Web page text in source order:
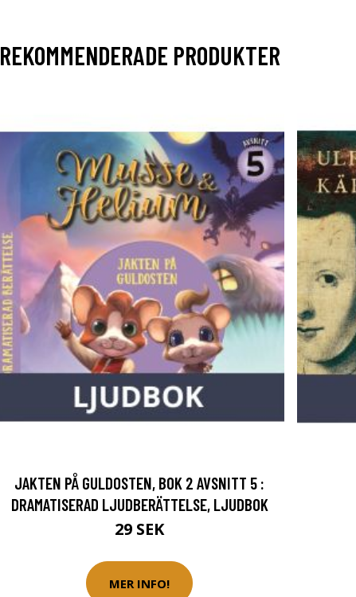
REKOMMENDERADE PRODUKTER
JAKTEN PÅ GULDOSTEN, BOK 2 AVSNITT 5 :
DRAMATISERAD LJUDBERÄTTELSE, LJUDBOK
29 SEK
MER INFO!